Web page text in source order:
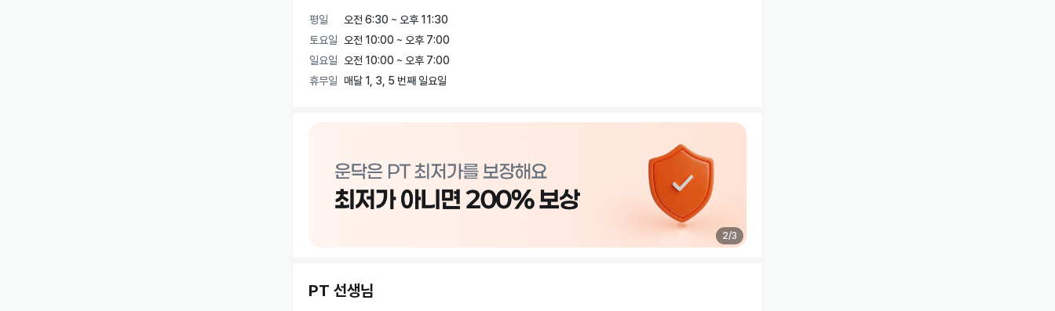
* 항상 연구하고 발전하는 운영 철학
🏋️ 다양한 프로그램
헬스, PT, 스피닝, 요가, 필라테스, 그룹PT 등 폭넓은 프로그램이 운영됩니다.
하게 지도합니다. 이를 통해 보다 효율적이고 체계적인 운동이 가능합니다.
인트로짐에서 여러분의 건강한 시작을 함께하겠습니다.
평일
오전 6:30 ~ 오후 11:30
토요일
오전 10:00 ~ 오후 7:00
일요일
오전 10:00 ~ 오후 7:00
휴무일
매달 1, 3, 5 번째 일요일
2/3
PT 선생님